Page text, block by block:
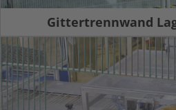
Gittertrennwand